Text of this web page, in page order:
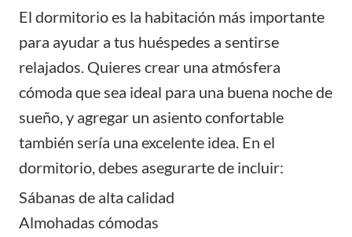
El dormitorio es la habitación más importante
para ayudar a tus huéspedes a sentirse
relajados. Quieres crear una atmósfera
cómoda que sea ideal para una buena noche de
sueño, y agregar un asiento confortable
también sería una excelente idea. En el
dormitorio, debes asegurarte de incluir:
Sábanas de alta calidad
Almohadas cómodas